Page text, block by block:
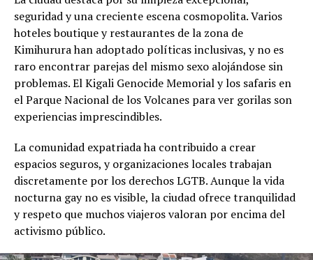
seguridad y una creciente escena cosmopolita. Varios
hoteles boutique y restaurantes de la zona de
Kimihurura han adoptado políticas inclusivas, y no es
raro encontrar parejas del mismo sexo alojándose sin
problemas. El Kigali Genocide Memorial y los safaris en
el Parque Nacional de los Volcanes para ver gorilas son
experiencias imprescindibles.
La comunidad expatriada ha contribuido a crear
espacios seguros, y organizaciones locales trabajan
discretamente por los derechos LGTB. Aunque la vida
nocturna gay no es visible, la ciudad ofrece tranquilidad
y respeto que muchos viajeros valoran por encima del
activismo público.